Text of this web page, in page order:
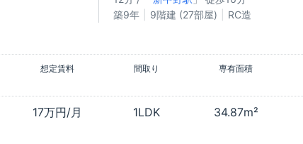
築9年
9階建 (27部屋) RC造
想定賃料 間取り
専有面積
17万円/月 1LDK
34.87m²